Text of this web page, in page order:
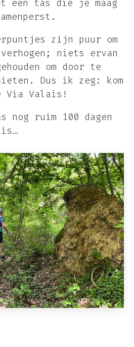
een tas die je maag
zijn puur om
niets ervan
om door te
Dus ik zeg: kom
Via Valais!
nog ruim 100 dagen